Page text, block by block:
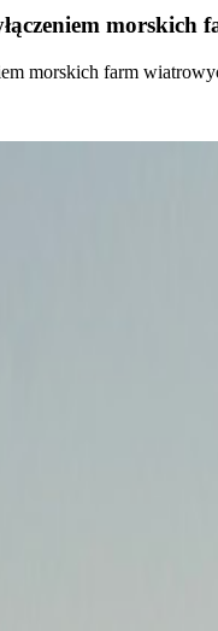
morskich
morskich farm